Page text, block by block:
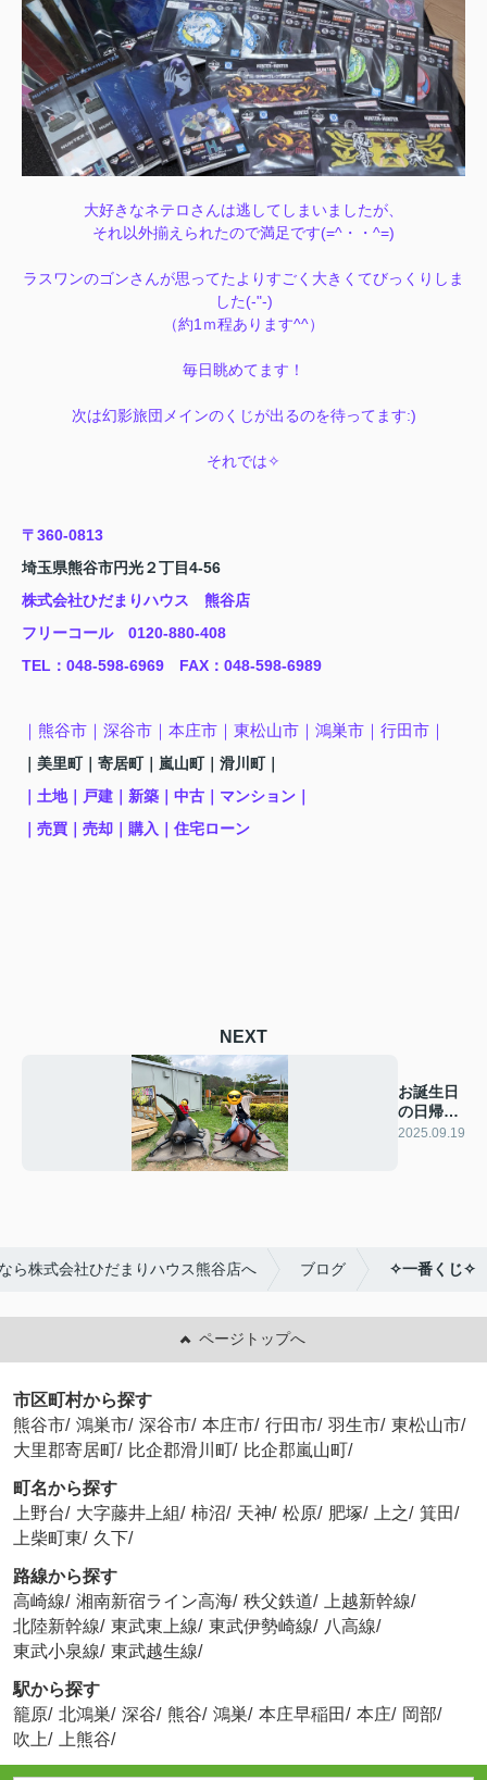
大好きなネテロさんは逃してしまいましたが、
それ以外揃えられたので満足です(=^・・^=)
ラスワンのゴンさんが思ってたよりすごく大きくてびっくりしま
した(-"-)
（約1ｍ程あります^^）
毎日眺めてます！
次は幻影旅団メインのくじが出るのを待ってます:)
それでは✧
〒360-0813
埼玉県熊谷市円光２丁目4-56
株式会社ひだまりハウス 熊谷店
フリーコール 0120-880-408
TEL ：048-598-6969 FAX ： 048-598-6989
｜熊谷市 ｜深谷市｜本庄市｜東松山市｜鴻巣市 ｜行田市 ｜
｜美里町｜寄居町｜嵐山町｜滑川町｜
｜土地｜戸建｜新築｜中古｜マンション｜
｜売買｜売却｜購入｜住宅ローン
NEXT
お誕生日
の日帰り
旅行♪
2025.09.19
ら株式会社ひだまりハウス熊谷店へ ブログ ✧一番くじ✧
ページトップへ
市区町村から探す
熊谷市/ 鴻巣市/ 深谷市/ 本庄市/ 行田市/ 羽生市/ 東松山市/
大里郡寄居町/ 比企郡滑川町/ 比企郡嵐山町/
町名から探す
上野台/ 大字藤井上組/ 柿沼/ 天神/ 松原/ 肥塚/ 上之/ 箕田/
上柴町東/ 久下/
路線から探す
高崎線/ 湘南新宿ライン高海/ 秩父鉄道/ 上越新幹線/
北陸新幹線/ 東武東上線/ 東武伊勢崎線/ 八高線/
東武小泉線/ 東武越生線/
駅から探す
籠原/ 北鴻巣/ 深谷/ 熊谷/ 鴻巣/ 本庄早稲田/ 本庄/ 岡部/
吹上/ 上熊谷/